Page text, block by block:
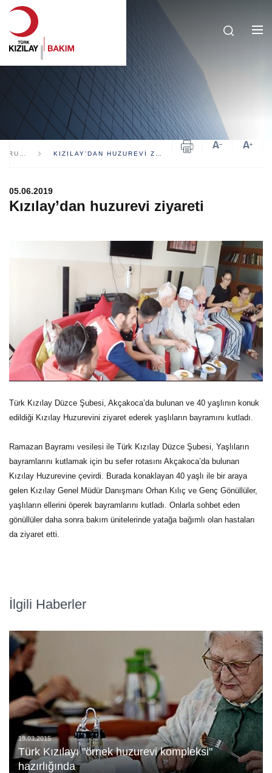
05.06.2019
Kızılay’dan huzurevi ziyareti
Türk Kızılay Düzce Şubesi, Akçakoca’da bulunan ve 40 yaşlının konuk
edildiği Kızılay Huzurevini ziyaret ederek yaşlıların bayramını kutladı.
Ramazan Bayramı vesilesi ile Türk Kızılay Düzce Şubesi, Yaşlıların
bayramlarını kutlamak için bu sefer rotasını Akçakoca’da bulunan
Kızılay Huzurevine çevirdi. Burada konaklayan 40 yaşlı ile bir araya
gelen Kızılay Genel Müdür Danışmanı Orhan Kılıç ve Genç Gönüllüler,
yaşlıların ellerini öperek bayramlarını kutladı. Onlarla sohbet eden
gönüllüler daha sonra bakım ünitelerinde yatağa bağımlı olan hastaları
da ziyaret etti.
İlgili Haberler
19.03.2015
Türk Kızılayı "örnek huzurevi kompleksi"
hazırlığında